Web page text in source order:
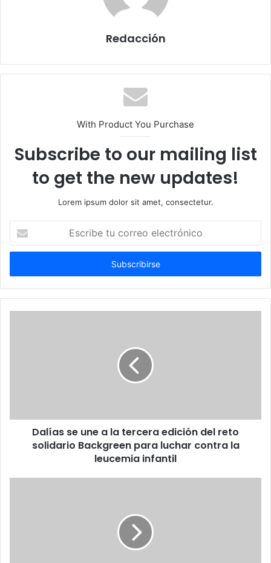
Redacción
With Product You Purchase
Subscribe to our mailing list
to get the new updates!
Lorem ipsum dolor sit amet, consectetur.
correo
Dalías se une a la tercera edición del reto
solidario Backgreen para luchar contra la
leucemia infantil